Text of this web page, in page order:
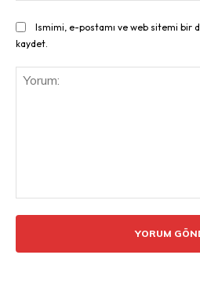
Ismimi, e-postamı ve web sitemi bir
kaydet.